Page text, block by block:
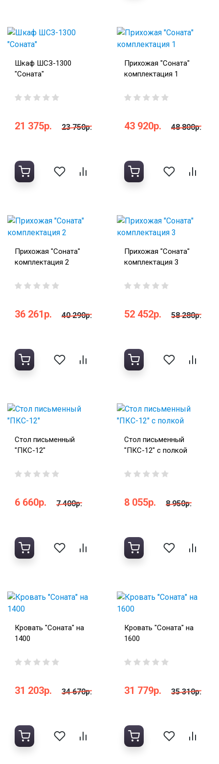
Шкаф ШСЗ-1300
"Соната"
21 375р. 23 750р.
Прихожая "Соната"
комплектация 1
43 920р. 48 800р.
Прихожая "Соната"
комплектация 2
36 261р. 40 290р.
Прихожая "Соната"
комплектация 3
52 452р. 58 280р.
Стол письменный
"ПКС-12"
6 660р. 7 400р.
Стол письменный
"ПКС-12" с полкой
8 055р. 8 950р.
Кровать "Соната" на
1400
31 203р. 34 670р.
Кровать "Соната" на
1600
31 779р. 35 310р.